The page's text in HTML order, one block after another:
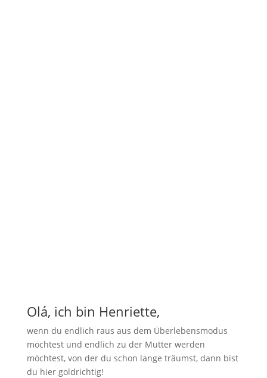
Olá, ich bin Henriette,
wenn du endlich raus aus dem Überlebensmodus
möchtest und endlich zu der Mutter werden
möchtest, von der du schon lange träumst, dann bist
du hier goldrichtig!